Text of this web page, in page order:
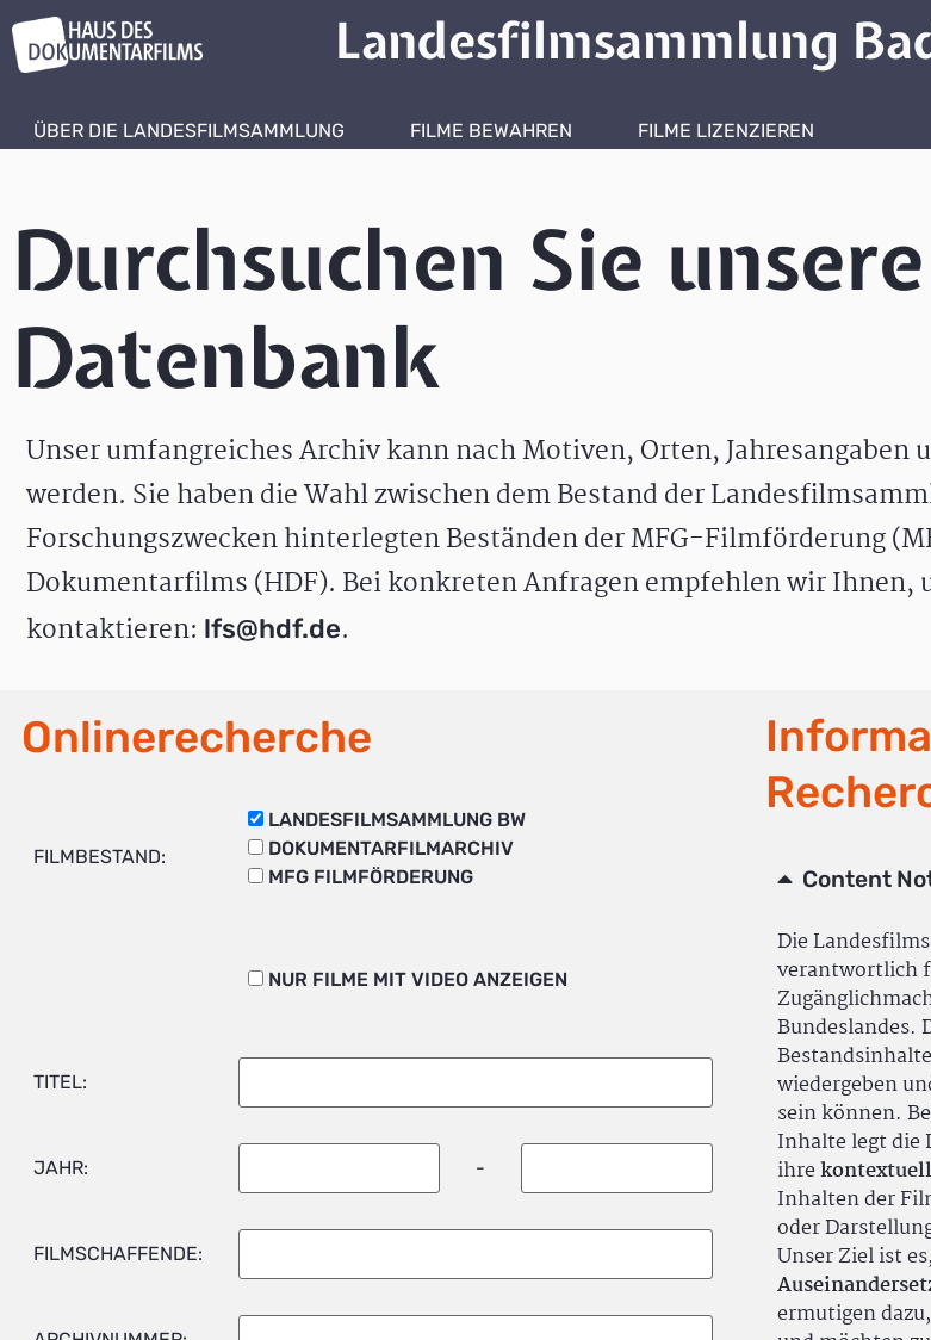
Landesfilmsammlung
ÜBER DIE LANDESFILMSAMMLUNG FILME BEWAHREN FILME LIZENZIEREN
Durchsuchen Sie unsere
Datenbank
Unser umfangreiches Archiv kann nach Motiven, Orten, Jahresangaben
werden. Sie haben die Wahl zwischen dem Bestand der
Forschungszwecken hinterlegten Beständen der MFG-Filmförderung
Dokumentarfilms (HDF). Bei konkreten Anfragen empfehlen wir Ihnen,
kontaktieren: lfs@hdf.de.
Onlinerecherche
FILMBESTAND:
LANDESFILMSAMMLUNG BW
DOKUMENTARFILMARCHIV
MFG FILMFÖRDERUNG
NUR FILME MIT VIDEO ANZEIGEN
TITEL:
JAHR: -
FILMSCHAFFENDE:
Content
Die
verantwortlich
Bundeslandes.
wiedergeben
sein können.
Inhalte legt die
ihre
Inhalten der
oder
Unser Ziel ist
ermutigen